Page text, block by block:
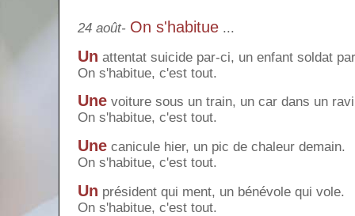
24 août- On s'habitue ...
Un attentat suicide par-ci, un enfant soldat
On s'habitue, c'est tout.
Une voiture sous un train, un car dans un
On s'habitue, c'est tout.
Une canicule hier, un pic de chaleur demain.
On s'habitue, c'est tout.
Un président qui ment, un bénévole qui vole.
On s'habitue, c'est tout.